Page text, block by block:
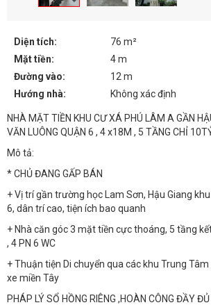
Diện tích:
76 m²
Mặt tiền:
4 m
Đường vào:
12 m
Hướng nhà:
Không xác định
NHÀ MẶT TIỀN KHU CƯ XÁ PHÚ LÂM A GẦN
VĂN LUÔNG QUẬN 6 , 4 x18M , 5 TẦNG CHỈ
Mô tả:
* CHỦ ĐANG GẤP BÁN
+ Vị trí gần trường học Lam Sơn, Hậu Giang
6, dân trí cao, tiện ích bao quanh
+ Nhà căn góc 3 mặt tiền cực thoáng, 5 tầng
, 4 PN 6 WC
+ Thuận tiện Di chuyển qua các khu Trung Tâm
xe miền Tây
PHÁP LÝ SỔ HỒNG RIÊNG ,HOÀN CÔNG ĐẦY